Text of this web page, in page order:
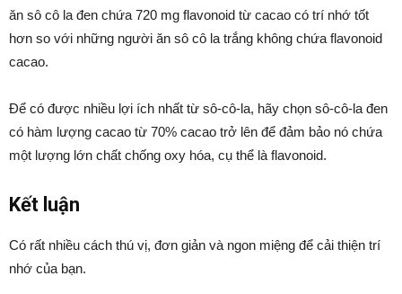
ăn sô cô la đen chứa 720 mg flavonoid từ cacao có trí nhớ tốt
hơn so với những người ăn sô cô la trắng không chứa flavonoid
cacao.
Để có được nhiều lợi ích nhất từ ​​sô-cô-la, hãy chọn sô-cô-la đen
có hàm lượng cacao từ 70% cacao trở lên để đảm bảo nó chứa
một lượng lớn chất chống oxy hóa, cụ thể là flavonoid.
Kết luận
Có rất nhiều cách thú vị, đơn giản và ngon miệng để cải thiện trí
nhớ của bạn.